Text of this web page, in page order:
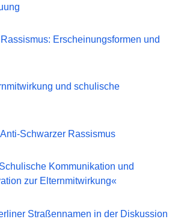
Erscheinungsformen und
und schulische
Schwarzer Rassismus
Kommunikation und
zur Elternmitwirkung«
Straßennamen in der Diskussion